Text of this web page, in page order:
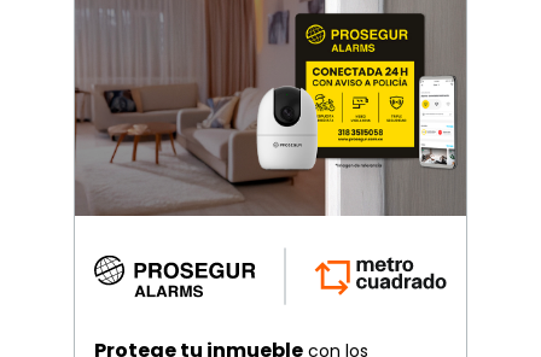
Protege tu inmueble con los